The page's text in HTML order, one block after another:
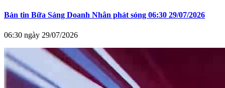
Bản tin Bữa Sáng Doanh Nhân phát sóng 06:30 29/07/2026
06:30 ngày 29/07/2026